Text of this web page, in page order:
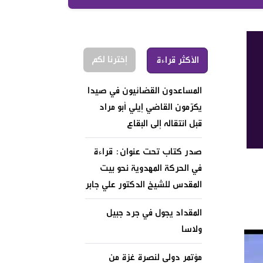
الأكثر قراءة إخترنا لكم
المساعدون القضائيون في صيدا
يكرّمون القاضي إيلي أبو مراد
قبل انتقاله إلى البقاع
صدر كتاب تحت عنوان: قراءة
في الحركة المهدوية نحو بيت
المقدس للشيخ الدكتور علي جابر
المقداد يجول في جرد جبيل
ولاسا
مؤتمر دولي لنصرة غزة من